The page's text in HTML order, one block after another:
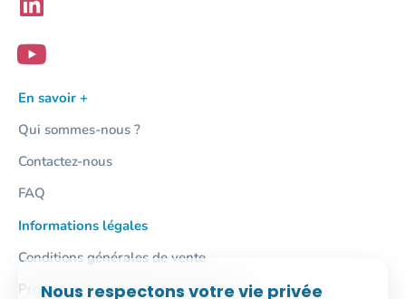
En savoir +
Qui sommes-nous ?
Contactez-nous
FAQ
Informations légales
Conditions générales de vente
Protection des données personnelles
Nous respectons votre vie privée